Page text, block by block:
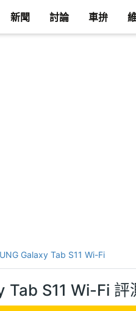
新聞 討論 車拚
Galaxy Tab S11 Wi-Fi
Tab S11 Wi-Fi 評